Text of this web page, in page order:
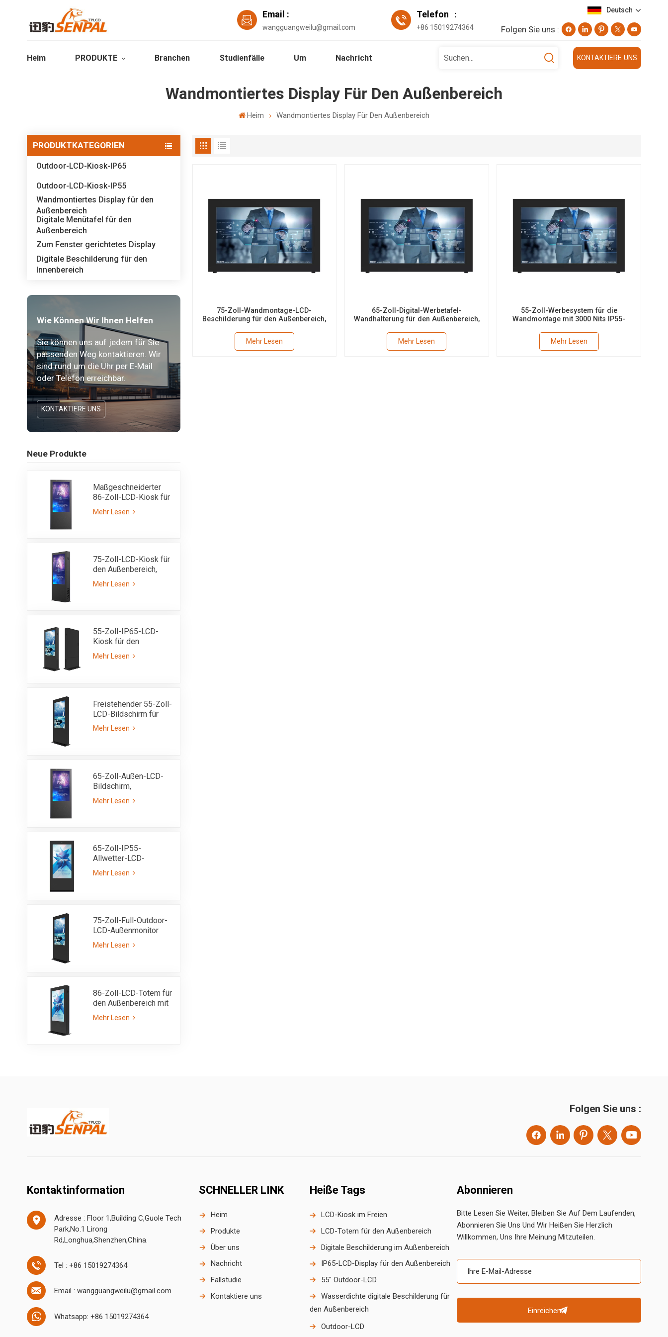
Email :
wangguangweilu@gmail.com
Telefon ：
+86 15019274364
Deutsch
Folgen Sie uns :
Heim PRODUKTE Branchen Studienfälle Um Nachricht KONTAKTIERE UNS
Wandmontiertes Display Für Den Außenbereich
Heim Wandmontiertes Display Für Den Außenbereich
PRODUKTKATEGORIEN
Outdoor-LCD-Kiosk-IP65
Outdoor-LCD-Kiosk-IP55
Wandmontiertes Display für den
Außenbereich
Digitale Menütafel für den
Außenbereich
Zum Fenster gerichtetes Display
Digitale Beschilderung für den
Innenbereich
Wie Können Wir Ihnen Helfen
Sie können uns auf jedem für Sie
passenden Weg kontaktieren. Wir
sind rund um die Uhr per E-Mail
oder Telefon erreichbar.
KONTAKTIERE UNS
Neue Produkte
Maßgeschneiderter
86-Zoll-LCD-Kiosk für
den Außenbereich,
IP65
Mehr Lesen
75-Zoll-LCD-Kiosk für
den Außenbereich,
vollständig im
Sonnenlicht lesbar, mit
Mehr Lesen
55-Zoll-IP65-LCD-
Kiosk für den
Außenbereich mit
ultrahoher Helligkeit,
Mehr Lesen
Freistehender 55-Zoll-
LCD-Bildschirm für
den Außenbereich –
IP55
Mehr Lesen
65-Zoll-Außen-LCD-
Bildschirm,
eigenständiges Totem,
ultrahell, 3000 Nits,
Mehr Lesen
65-Zoll-IP55-
Allwetter-LCD-
Werbekiosk für den
Außenbereich mit
Mehr Lesen
75-Zoll-Full-Outdoor-
LCD-Außenmonitor
IP55 mit ultrahoher
Helligkeit von 3000
Mehr Lesen
86-Zoll-LCD-Totem für
den Außenbereich mit
einseitigem Kiosk mit
IP55-Sonnenlicht,
Mehr Lesen
75-Zoll-Wandmontage-LCD-
Beschilderung für den Außenbereich,
Mehr Lesen
65-Zoll-Digital-Werbetafel-
Wandhalterung für den Außenbereich,
Mehr Lesen
55-Zoll-Werbesystem für die
Wandmontage mit 3000 Nits IP55-
Mehr Lesen
Folgen Sie uns :
Kontaktinformation
Adresse : Floor 1,Building C,Guole Tech
Park,No.1 Lirong
Rd,Longhua,Shenzhen,China.
Tel : +86 15019274364
Email : wangguangweilu@gmail.com
Whatsapp: +86 15019274364
SCHNELLER LINK
Heim
Produkte
Über uns
Nachricht
Fallstudie
Kontaktiere uns
Heiße Tags
LCD-Kiosk im Freien
LCD-Totem für den Außenbereich
Digitale Beschilderung im Außenbereich
IP65-LCD-Display für den Außenbereich
55" Outdoor-LCD
Wasserdichte digitale Beschilderung für
den Außenbereich
Outdoor-LCD
Abonnieren
Bitte Lesen Sie Weiter, Bleiben Sie Auf Dem Laufenden,
Abonnieren Sie Uns Und Wir Heißen Sie Herzlich
Willkommen, Uns Ihre Meinung Mitzuteilen.
Einreichen